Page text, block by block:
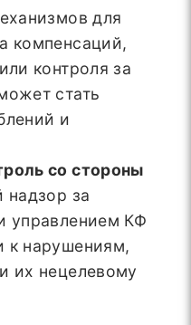
для
компенсаций,
контроля за
стать
и
со стороны
надзор за
управлением КФ
к нарушениям,
их нецелевому